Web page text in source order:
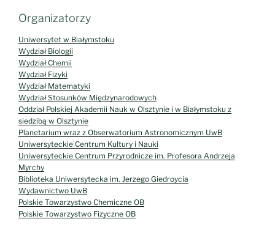
Wydział Biologii
Wydział Chemii
Wydział Fizyki
Wydział Matematyki
Wydział Stosunków Międzynarodowych
Oddział Polskiej Akademii Nauk w Olsztynie i w Białymstoku z
siedzibą w Olsztynie
Planetarium wraz z Obserwatorium Astronomicznym UwB
Uniwersyteckie Centrum Kultury i Nauki
Uniwersyteckie Centrum Przyrodnicze im. Profesora Andrzeja
Myrchy
Biblioteka Uniwersytecka im. Jerzego Giedroycia
Wydawnictwo UwB
Polskie Towarzystwo Chemiczne OB
Polskie Towarzystwo Fizyczne OB